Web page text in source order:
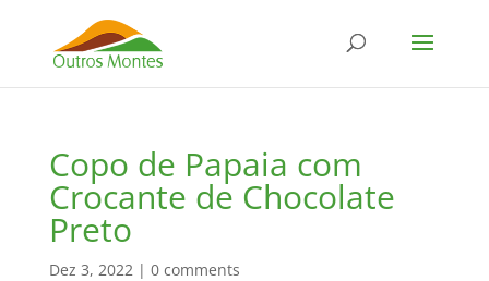
Copo de Papaia com
Crocante de Chocolate
Preto
Dez 3, 2022| 0 comments